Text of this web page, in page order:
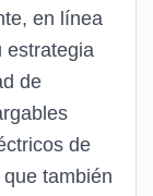
en línea
estrategia
de
de
también